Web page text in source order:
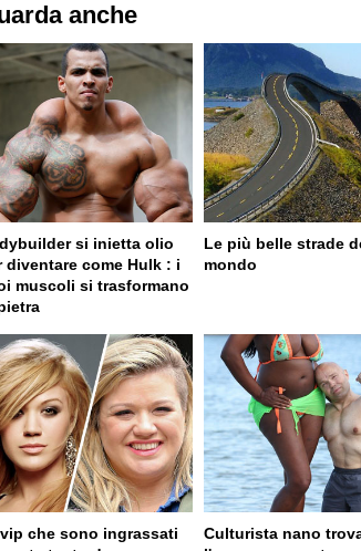
anche
si inietta olio
diventare come Hulk : i
muscoli si trasformano
Le più belle strade
mondo
che sono ingrassati
Culturista nano